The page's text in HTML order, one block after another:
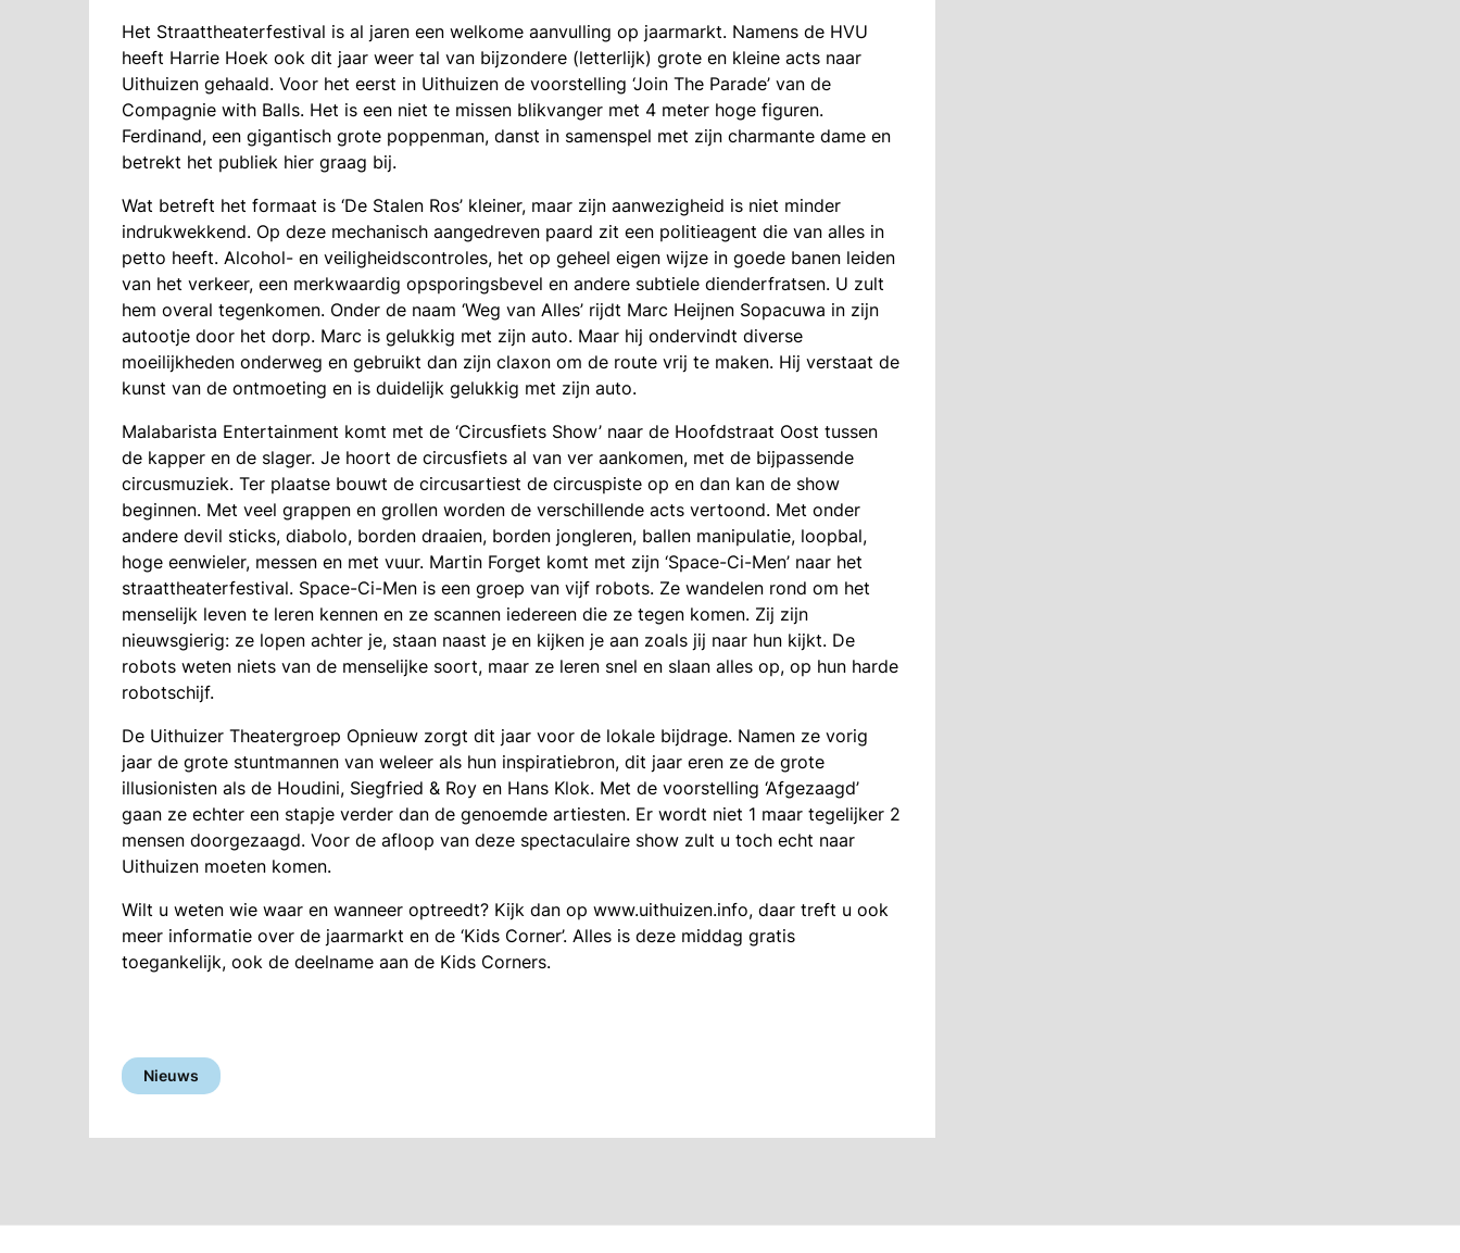
Het Straattheaterfestival is al jaren een welkome aanvulling op jaarmarkt. Namens de HVU
heeft Harrie Hoek ook dit jaar weer tal van bijzondere (letterlijk) grote en kleine acts naar
Uithuizen gehaald. Voor het eerst in Uithuizen de voorstelling ‘Join The Parade’ van de
Compagnie with Balls. Het is een niet te missen blikvanger met 4 meter hoge figuren.
Ferdinand, een gigantisch grote poppenman, danst in samenspel met zijn charmante dame en
betrekt het publiek hier graag bij.
Wat betreft het formaat is ‘De Stalen Ros’ kleiner, maar zijn aanwezigheid is niet minder
indrukwekkend. Op deze mechanisch aangedreven paard zit een politieagent die van alles in
petto heeft. Alcohol- en veiligheidscontroles, het op geheel eigen wijze in goede banen leiden
van het verkeer, een merkwaardig opsporingsbevel en andere subtiele dienderfratsen. U zult
hem overal tegenkomen. Onder de naam ‘Weg van Alles’ rijdt Marc Heijnen Sopacuwa in zijn
autootje door het dorp. Marc is gelukkig met zijn auto. Maar hij ondervindt diverse
moeilijkheden onderweg en gebruikt dan zijn claxon om de route vrij te maken. Hij verstaat de
kunst van de ontmoeting en is duidelijk gelukkig met zijn auto.
Malabarista Entertainment komt met de ‘Circusfiets Show’ naar de Hoofdstraat Oost tussen
de kapper en de slager. Je hoort de circusfiets al van ver aankomen, met de bijpassende
circusmuziek. Ter plaatse bouwt de circusartiest de circuspiste op en dan kan de show
beginnen. Met veel grappen en grollen worden de verschillende acts vertoond. Met onder
andere devil sticks, diabolo, borden draaien, borden jongleren, ballen manipulatie, loopbal,
hoge eenwieler, messen en met vuur. Martin Forget komt met zijn ‘Space-Ci-Men’ naar het
straattheaterfestival. Space-Ci-Men is een groep van vijf robots. Ze wandelen rond om het
menselijk leven te leren kennen en ze scannen iedereen die ze tegen komen. Zij zijn
nieuwsgierig: ze lopen achter je, staan naast je en kijken je aan zoals jij naar hun kijkt. De
robots weten niets van de menselijke soort, maar ze leren snel en slaan alles op, op hun harde
robotschijf.
De Uithuizer Theatergroep Opnieuw zorgt dit jaar voor de lokale bijdrage. Namen ze vorig
jaar de grote stuntmannen van weleer als hun inspiratiebron, dit jaar eren ze de grote
illusionisten als de Houdini, Siegfried & Roy en Hans Klok. Met de voorstelling ‘Afgezaagd’
gaan ze echter een stapje verder dan de genoemde artiesten. Er wordt niet 1 maar tegelijker 2
mensen doorgezaagd. Voor de afloop van deze spectaculaire show zult u toch echt naar
Uithuizen moeten komen.
Wilt u weten wie waar en wanneer optreedt? Kijk dan op www.uithuizen.info, daar treft u ook
meer informatie over de jaarmarkt en de ‘Kids Corner’. Alles is deze middag gratis
toegankelijk, ook de deelname aan de Kids Corners.
Nieuws